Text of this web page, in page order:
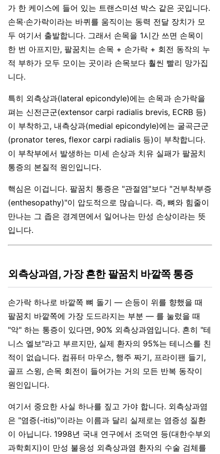
가 한 케이스에 들어 있는 트랜스미션 박스 같은 곳입니다.
손목·손가락이라는 바퀴를 움직이는 동력 전달 장치가 모
두 여기서 출발합니다. 그래서 손목을 1시간 쓰면 손목이
한 번 아프지만, 팔꿈치는 손목 + 손가락 + 회전 동작의 누
적 부하가 모두 모이는 곳이라 손목보다 훨씬 빨리 망가집
니다.
특히 외측상과(lateral epicondyle)에는 손목과 손가락을
펴는 신전근군(extensor carpi radialis brevis, ECRB 등)
이 부착하고, 내측상과(medial epicondyle)에는 굴곡근군
(pronator teres, flexor carpi radialis 등)이 부착합니다.
이 부착부에서 발생하는 미세 손상과 치유 실패가 팔꿈치
통증의 본질적 원인입니다.
핵심은 이겁니다. 팔꿈치 통증은 "관절염"보다 "건부착부증
(enthesopathy)"이 압도적으로 많습니다. 즉, 뼈와 힘줄이
만나는 그 좁은 경계면에서 일어나는 만성 손상이라는 뜻
입니다.
외측상과염, 가장 흔한 팔꿈치 바깥쪽 통증
손가락 하나로 바깥쪽 뼈 돌기 — 손등이 위를 향했을 때
팔꿈치 바깥쪽에 가장 도드라지는 부분 — 를 눌렀을 때
"악" 하는 통증이 있다면, 90% 외측상과염입니다. 흔히 "테
니스 엘보"라고 부르지만, 실제 환자의 95%는 테니스를 친
적이 없습니다. 컴퓨터 마우스, 행주 짜기, 프라이팬 들기,
골프 스윙, 손목 회전이 들어가는 거의 모든 반복 동작이
원인입니다.
여기서 중요한 사실 하나를 짚고 가야 합니다. 외측상과염
은 "염증(-itis)"이라는 이름과 달리 실제로는 염증성 질환
이 아닙니다. 1998년 국내 연구에서 조덕연 등(대한수부외
과학회지)이 만성 불응성 외측상과염 환자의 수술 검체를